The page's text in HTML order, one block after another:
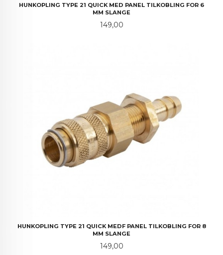
HUNKOPLING TYPE 21 QUICK MED PANEL TILKOBLING FOR 6
MM SLANGE
Pris
149,00
HUNKOPLING TYPE 21 QUICK MEDF PANEL TILKOBLING FOR 8
MM SLANGE
Pris
149,00